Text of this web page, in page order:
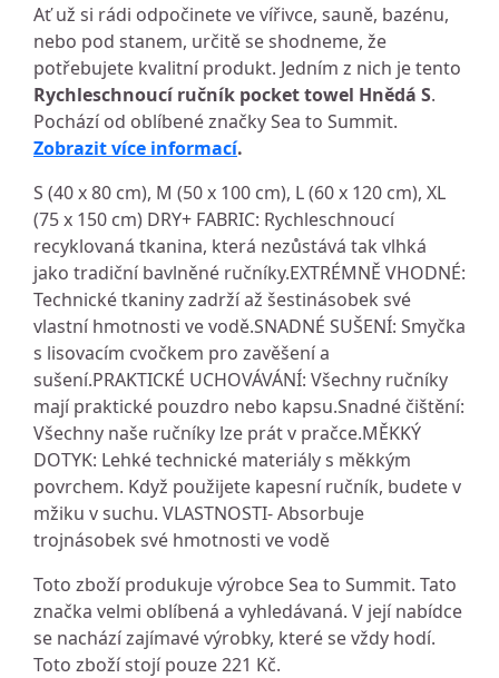
Ať už si rádi odpočinete ve vířivce, sauně, bazénu,
nebo pod stanem, určitě se shodneme, že
potřebujete kvalitní produkt. Jedním z nich je tento
Rychleschnoucí ručník pocket towel Hnědá S.
Pochází od oblíbené značky Sea to Summit.
Zobrazit více informací.
S (40 x 80 cm), M (50 x 100 cm), L (60 x 120 cm), XL
(75 x 150 cm) DRY+ FABRIC: Rychleschnoucí
recyklovaná tkanina, která nezůstává tak vlhká
jako tradiční bavlněné ručníky.EXTRÉMNĚ VHODNÉ:
Technické tkaniny zadrží až šestinásobek své
vlastní hmotnosti ve vodě.SNADNÉ SUŠENÍ: Smyčka
s lisovacím cvočkem pro zavěšení a
sušení.PRAKTICKÉ UCHOVÁVÁNÍ: Všechny ručníky
mají praktické pouzdro nebo kapsu.Snadné čištění:
Všechny naše ručníky lze prát v pračce.MĚKKÝ
DOTYK: Lehké technické materiály s měkkým
povrchem. Když použijete kapesní ručník, budete v
mžiku v suchu. VLASTNOSTI- Absorbuje
trojnásobek své hmotnosti ve vodě
Toto zboží produkuje výrobce Sea to Summit. Tato
značka velmi oblíbená a vyhledávaná. V její nabídce
se nachází zajímavé výrobky, které se vždy hodí.
Toto zboží stojí pouze 221 Kč.